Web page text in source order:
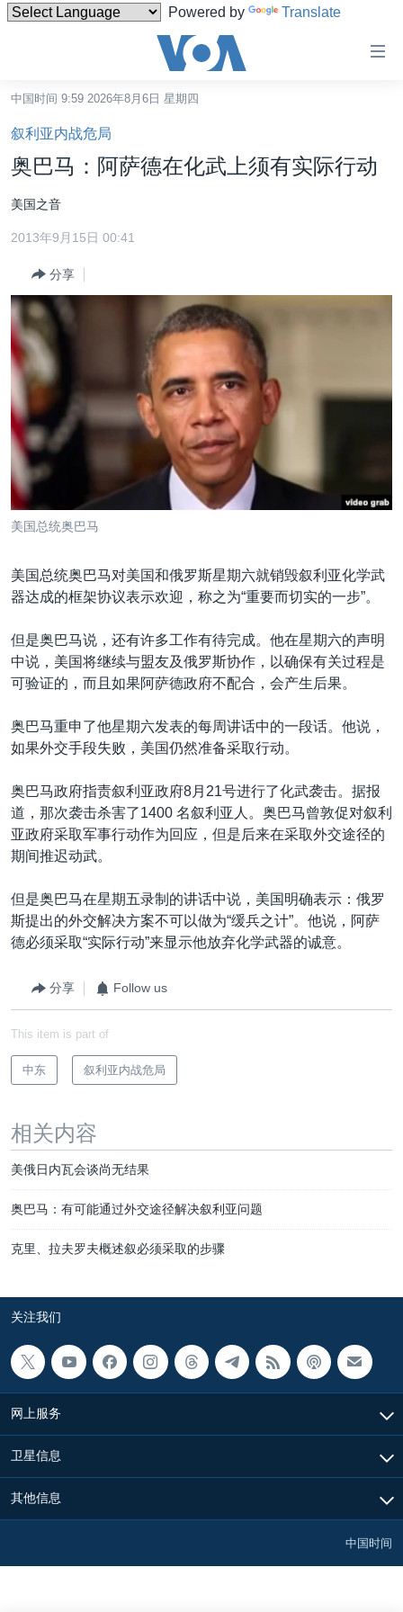
Powered by Translate
碍
链
接
跳
转
内
转
到
导
航
跳
转
到
索
中国
台湾
港澳
国际
最新国际新闻
印太
中东
欧洲
非洲
美洲
全球议题
分类新闻
经济·金融·贸易
人权·法律·宗教
科教·文娱·体健
军事
劳工
环境
美中关系
热点专题
白宫要闻
国会报道
美中关系
美国建国250周年
美国之音专访
重要讲话与声明
台海两岸关系
南中国海争端
关注新疆
VOA视频
VOA今日焦点
中文广播
关注我们
其他语言网站
中国时间 9:59 2026年8月6日 星期四
叙利亚内战危局
奥巴马：阿萨德在化武上须有实际行动
美国之音
2013年9月15日 00:41
分享
美国总统奥巴马
美国总统奥巴马对美国和俄罗斯星期六就销毁叙利亚化学武
器达成的框架协议表示欢迎，称之为“重要而切实的一步”。
但是奥巴马说，还有许多工作有待完成。他在星期六的声明
中说，美国将继续与盟友及俄罗斯协作，以确保有关过程是
可验证的，而且如果阿萨德政府不配合，会产生后果。
奥巴马重申了他星期六发表的每周讲话中的一段话。他说，
如果外交手段失败，美国仍然准备采取行动。
奥巴马政府指责叙利亚政府8月21号进行了化武袭击。据报
道，那次袭击杀害了1400 名叙利亚人。奥巴马曾敦促对叙利
亚政府采取军事行动作为回应，但是后来在采取外交途径的
期间推迟动武。
但是奥巴马在星期五录制的讲话中说，美国明确表示：俄罗
斯提出的外交解决方案不可以做为“缓兵之计”。他说，阿萨
德必须采取“实际行动”来显示他放弃化学武器的诚意。
分享 Follow us
This item is part of
中东 叙利亚内战危局
相关内容
美俄日内瓦会谈尚无结果
奥巴马：有可能通过外交途径解决叙利亚问题
克里、拉夫罗夫概述叙必须采取的步骤
关注我们
网上服务
卫星信息
其他信息
中国时间